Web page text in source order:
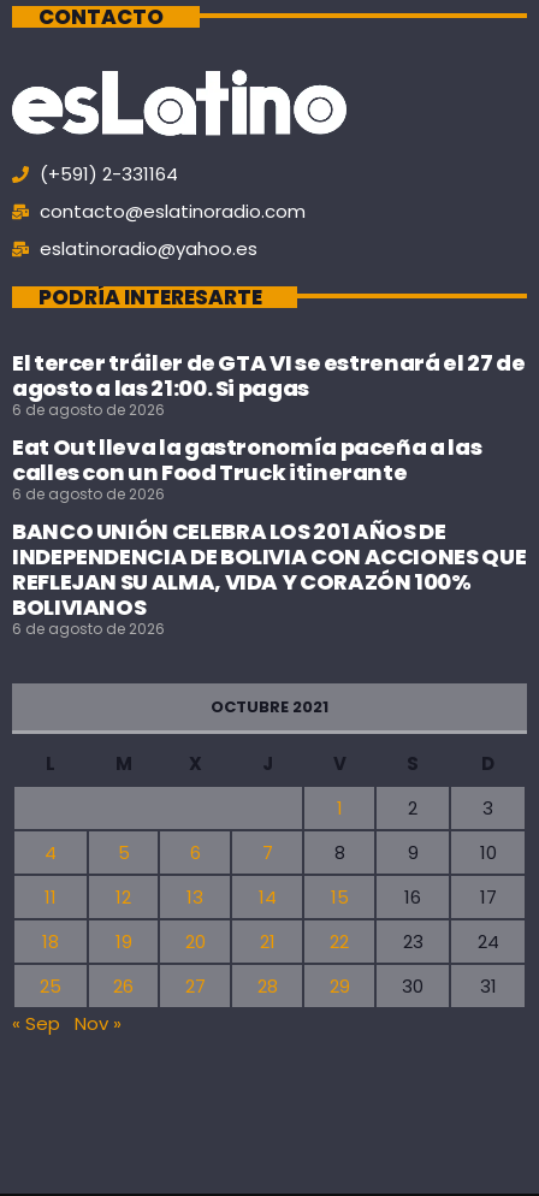
CONTACTO
(+591) 2-331164
contacto@eslatinoradio.com
eslatinoradio@yahoo.es
PODRÍA INTERESARTE
El tercer tráiler de GTA VI se estrenará el 27 de
agosto a las 21:00. Si pagas
6 de agosto de 2026
Eat Out lleva la gastronomía paceña a las
calles con un Food Truck itinerante
6 de agosto de 2026
BANCO UNIÓN CELEBRA LOS 201 AÑOS DE
INDEPENDENCIA DE BOLIVIA CON ACCIONES QUE
REFLEJAN SU ALMA, VIDA Y CORAZÓN 100%
BOLIVIANOS
6 de agosto de 2026
OCTUBRE 2021
L M X J V S
D
1
2
3
4
5 6 7 8 9
10
11
12 13 14 15 16
17
18
19 20 21 22 23
24
25
26 27 28 29 30
31
« Sep
Nov »